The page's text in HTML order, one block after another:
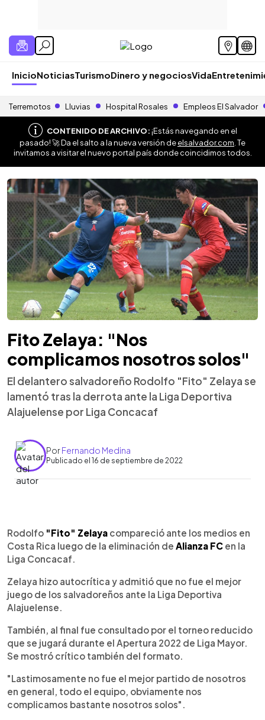
InicioNoticiasTurismoDinero y negociosVida
Terremotos Lluvias Hospital Rosales Empleos El Salvador
CONTENIDO DE ARCHIVO:¡Estás navegando en el
pasado! 🚀 Da el salto a la nueva versión deelsalvador.com . Te
invitamos a visitar el nuevo portal país donde coincidimos todos.
Fito Zelaya: "Nos
complicamos nosotros solos"
El delantero salvadoreño Rodolfo "Fito" Zelaya se
lamentó tras la derrota ante la Liga Deportiva
Alajuelense por Liga Concacaf
PorFernando Medina
Publicado el 16 de septiembre de 2022
► Escuchar artículo
Rodolfo "Fito" Zelaya compareció ante los medios en
Costa Rica luego de la eliminación de Alianza FC en la
Liga Concacaf.
Zelaya hizo autocrítica y admitió que no fue el mejor
juego de los salvadoreños ante la Liga Deportiva
Alajuelense.
También, al final fue consultado por el torneo reducido
que se jugará durante el Apertura 2022 de Liga Mayor.
Se mostró crítico también del formato.
"Lastimosamente no fue el mejor partido de nosotros
en general, todo el equipo, obviamente nos
complicamos bastante nosotros solos".